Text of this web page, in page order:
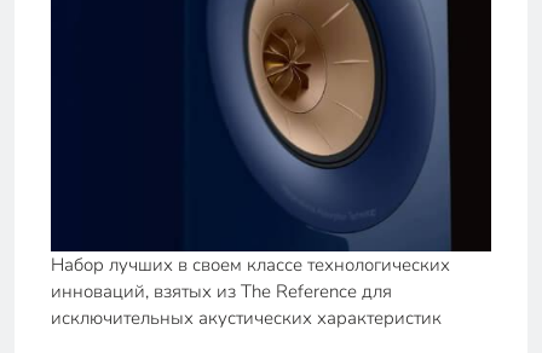
Набор лучших в своем классе технологических
инноваций, взятых из The Reference для
исключительных акустических характеристик